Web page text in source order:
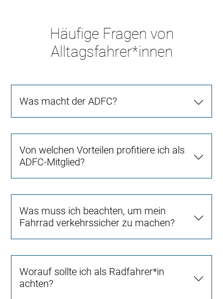
Häufige Fragen von
Alltagsfahrer*innen
Was macht der ADFC?
Von welchen Vorteilen profitiere ich als
ADFC-Mitglied?
Was muss ich beachten, um mein
Fahrrad verkehrssicher zu machen?
Worauf sollte ich als Radfahrer*in
achten?